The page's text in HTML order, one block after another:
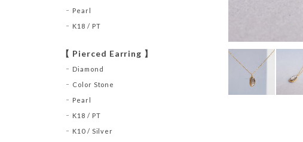
Pearl
K18 / PT
【 Pierced Earring 】
Diamond
Color Stone
Pearl
K18 / PT
K10 / Silver